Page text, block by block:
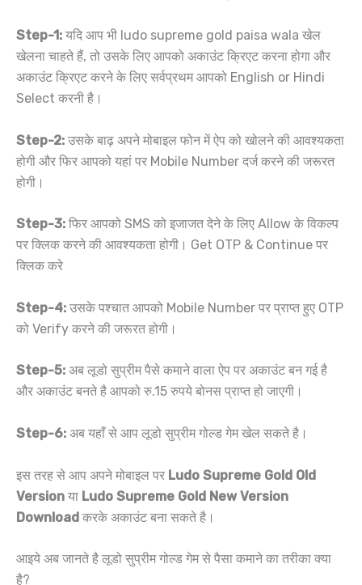
Step-1: यदि आप भी ludo supreme gold paisa wala खेल
खेलना चाहते हैं, तो उसके लिए आपको अकाउंट क्रिएट करना होगा और
अकाउंट क्रिएट करने के लिए सर्वप्रथम आपको English or Hindi
Select करनी है।
Step-2: उसके बाढ़ अपने मोबाइल फोन में ऐप को खोलने की आवश्यकता
होगी और फिर आपको यहां पर Mobile Number दर्ज करने की जरूरत
होगी।
Step-3: फिर आपको SMS को इजाजत देने के लिए Allow के विकल्प
पर क्लिक करने की आवश्यकता होगी। Get OTP & Continue पर
क्लिक करे
Step-4: उसके पश्चात आपको Mobile Number पर प्राप्त हुए OTP
को Verify करने की जरूरत होगी।
Step-5: अब लूडो सुप्रीम पैसे कमाने वाला ऐप पर अकाउंट बन गई है
और अकाउंट बनते है आपको रु.15 रुपये बोनस प्राप्त हो जाएगी।
Step-6: अब यहाँ से आप लूडो सुप्रीम गोल्ड गेम खेल सकते है।
इस तरह से आप अपने मोबाइल पर Ludo Supreme Gold Old
Version या Ludo Supreme Gold New Version
Download करके अकाउंट बना सकते है।
आइये अब जानते है लूडो सुप्रीम गोल्ड गेम से पैसा कमाने का तरीका क्या
है?